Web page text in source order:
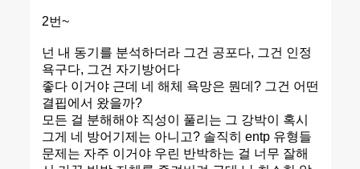
2번~
넌 내 동기를 분석하더라 그건 공포다, 그건 인정
욕구다, 그건 자기방어다
좋다 이거야 근데 네 해체 욕망은 뭔데? 그건 어떤
결핍에서 왔을까?
모든 걸 분해해야 직성이 풀리는 그 강박이 혹시
그게 네 방어기제는 아니고? 솔직히 entp 유형들
문제는 자주 이거야 우린 반박하는 걸 너무 잘해